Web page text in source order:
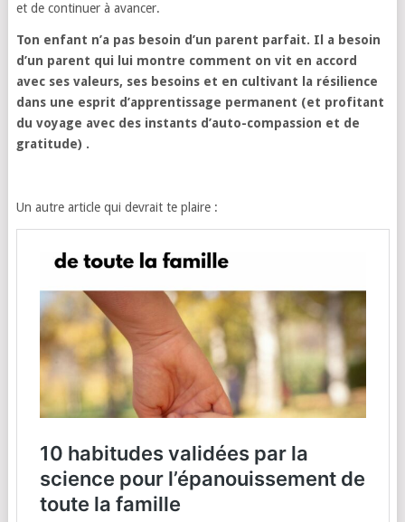
et de continuer à avancer.
Ton enfant n’a pas besoin d’un parent parfait. Il a besoin
d’un parent qui lui montre comment on vit en accord
avec ses valeurs, ses besoins et en cultivant la résilience
dans une esprit d’apprentissage permanent (et profitant
du voyage avec des instants d’auto-compassion et de
gratitude) .
Un autre article qui devrait te plaire :